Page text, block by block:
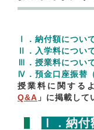
Ⅰ．納付額につい
Ⅱ．入学料につい
Ⅲ．授業料につい
Ⅳ．預金口座振替
授業料に関する
Q&A 」に掲載して
Ⅰ．納付